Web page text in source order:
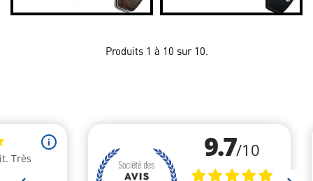
Produits 1 à 10 sur 10.